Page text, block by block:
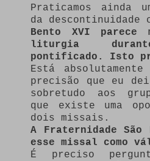
Praticamos ainda
da descontinuidade
Bento XVI parece
liturgia
pontificado. Isto
Está
precisão que eu
sobretudo aos
que existe uma
dois missais.
A Fraternidade São
esse missal como
É preciso